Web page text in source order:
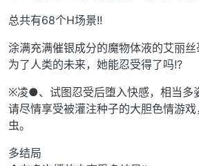
总共有68个H场景!!
涂满充满催银成分的魔物体液的艾丽丝
为了人类的未来，她能忍受得了吗!?
※凌●、试图忍受后堕入快感，相当多
请尽情享受被灌注种子的大胆色情游
虫。
多结局